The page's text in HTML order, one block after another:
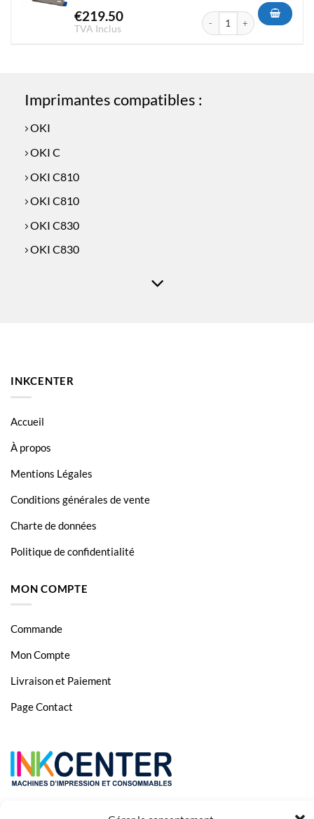
€219.50
TVA Inclus
quantité de Toner OKI C801/
Imprimantes compatibles :
OKI
OKI C
OKI C810
OKI C810
OKI C830
OKI C830
INKCENTER
Accueil
À propos
Mentions Légales
Conditions générales de vente
Charte de données
Politique de confidentialité
MON COMPTE
Commande
Mon Compte
Livraison et Paiement
Page Contact